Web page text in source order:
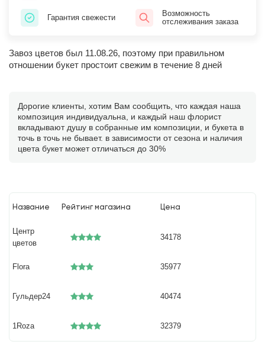
Гарантия свежести
Возможность
отслеживания заказа
Завоз цветов был 11.08.26, поэтому при правильном
отношении букет простоит свежим в течение 8 дней
Дорогие клиенты, хотим Вам сообщить, что каждая наша
композиция индивидуальна, и каждый наш флорист
вкладывают душу в собранные им композиции, и букета в
точь в точь не бывает. в зависимости от сезона и наличия
цвета букет может отличаться до 30%
Название Рейтинг магазина Цена
Центр
цветов
34178
Flora 35977
Гульдер24 40474
1Roza 32379